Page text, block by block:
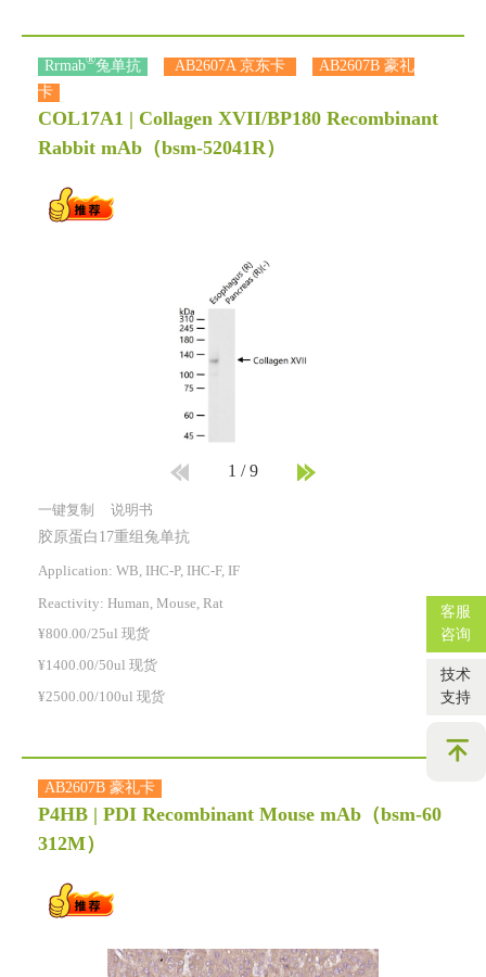
Rrmab®兔单抗 AB2607A 京东卡
AB2607B 豪礼
卡
COL17A1 | Collagen XVII/BP180 Recombinant
Rabbit mAb （bsm-52041R）
1 /9
一键复制 说明书
胶原蛋白17重组兔单抗
Application: WB, IHC-P, IHC-F, IF
Reactivity: Human, Mouse, Rat
¥800.00/25ul 现货
¥1400.00/50ul 现货
¥2500.00/100ul 现货
AB2607B 豪礼卡
P4HB | PDI Recombinant Mouse mAb （bsm-60
312M）
客服
咨询
技术
支持